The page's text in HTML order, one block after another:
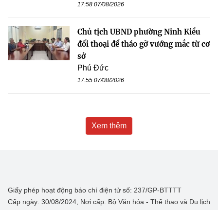
17:58 07/08/2026
Chủ tịch UBND phường Ninh Kiều
đối thoại để tháo gỡ vướng mắc từ cơ
sở
Phú Đức
17:55 07/08/2026
Xem thêm
Giấy phép hoạt động báo chí điện tử số: 237/GP-BTTTT
Cấp ngày: 30/08/2024; Nơi cấp: Bộ Văn hóa - Thể thao và Du lịch